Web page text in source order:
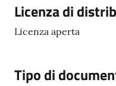
Descrizione
Licenza di
Licenza aperta
Tipo di